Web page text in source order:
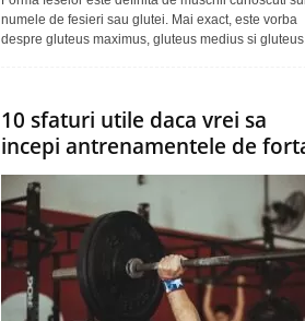
numele de fesieri sau glutei. Mai exact, este vorba
despre gluteus maximus, gluteus medius si
10 sfaturi utile daca vrei sa
incepi antrenamentele de